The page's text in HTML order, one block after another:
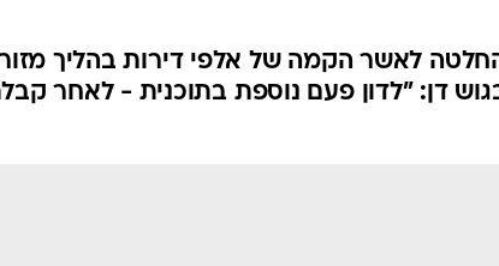
לאשר הקמה של אלפי דירות בהליך
דן: "לדון פעם נוספת בתוכנית - לאחר